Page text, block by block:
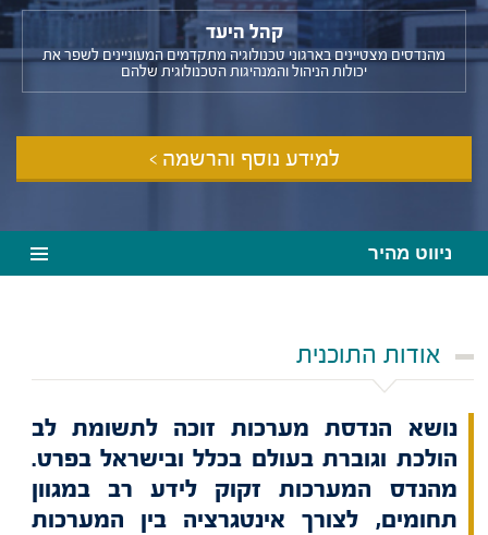
קהל היעד
מהנדסים מצטיינים בארגוני טכנולוגיה מתקדמים המעוניינים לשפר את
יכולות הניהול והמנהיגות הטכנולוגית שלהם
למידע נוסף והרשמה >
ניווט מהיר
אודות התוכנית
נושא הנדסת מערכות זוכה לתשומת לב
הולכת וגוברת בעולם בכלל ובישראל בפרט.
מהנדס המערכות זקוק לידע רב במגוון
תחומים, לצורך אינטגרציה בין המערכות